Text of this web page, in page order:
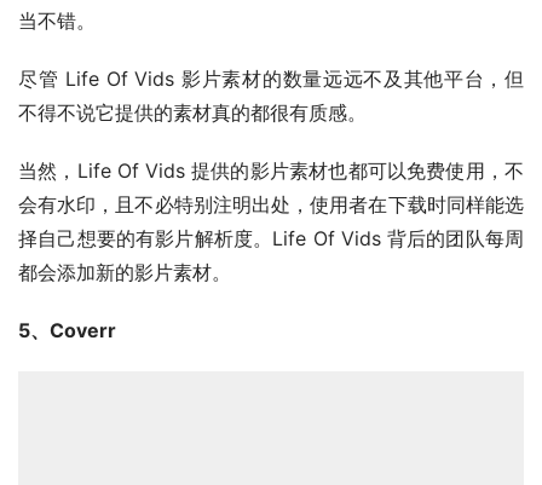
会有水印，且不必特别注明出处，使用者在下载时同样能选
择自己想要的有影片解析度。Life Of Vids 背后的团队每周
5、Coverr